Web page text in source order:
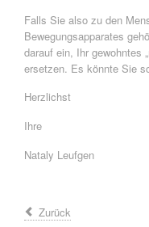
Falls Sie also zu den
Bewegungsapparates
darauf ein, Ihr gewohntes
ersetzen. Es könnte Sie
Herzlichst
Ihre
Nataly Leufgen
Zurück